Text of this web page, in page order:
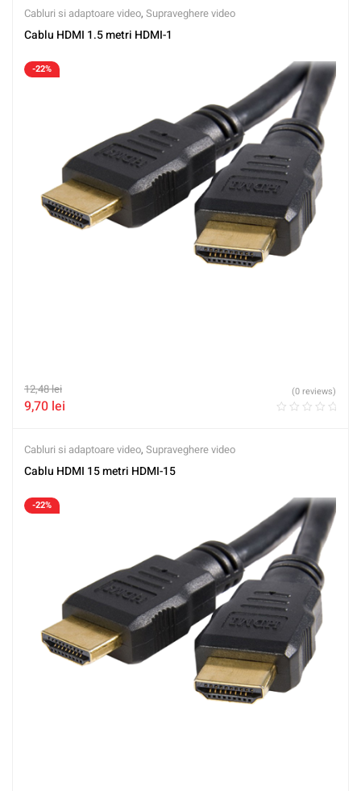
Cabluri si adaptoare video, Supraveghere video
Cablu HDMI 1.5 metri HDMI-1
-22%
12,48lei
9,70 lei
(0 reviews)
Cabluri si adaptoare video, Supraveghere video
Cablu HDMI 15 metri HDMI-15
-22%